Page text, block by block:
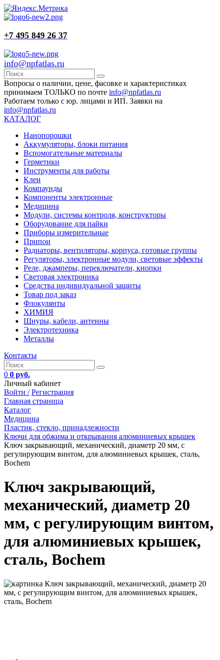
+7 495 849 26 37
info@npfatlas.ru
Вопросы о наличии, цене, фасовке и характеристиках
принимаем ТОЛЬКО по почте info@npfatlas.ru
Работаем только с юр. лицами и ИП. Заявки на
info@npfatlas.ru
КАТАЛОГ
Нанопорошки
Аккумуляторы, блоки питания
Вспомогательные материалы
Герметики
Инструменты для работы
Клеи
Компаунды
Компоненты электронные
Медицина
Модули, системы контроля, конструкторы
Оборудование для пайки
Приборы измерительные
Припои
Радиаторы, вентиляторы, корпуса, готовые группы
Регуляторы, электронные модули, световые эффекты
Реле, джамперы, переключатели, кнопки
Световая электроника
Средства индивидуальной защиты
Товар под заказ
Флокулянты
ХИМИЯ
Шнуры, кабели, антенны
Электротехника
Металлы
Контакты
0 0 руб.
Личный кабинет
Войти / Регистрация
Главная страница
Каталог
Медицина
Пластик, стекло, принадлежности
Ключи для обжима и открывания алюминиевых крышек
Ключ закрывающий, механический, диаметр 20 мм, с
регулирующим винтом, для алюминиевых крышек, сталь,
Bochem
Ключ закрывающий,
механический, диаметр 20
мм, с регулирующим винтом,
для алюминиевых крышек,
сталь, Bochem